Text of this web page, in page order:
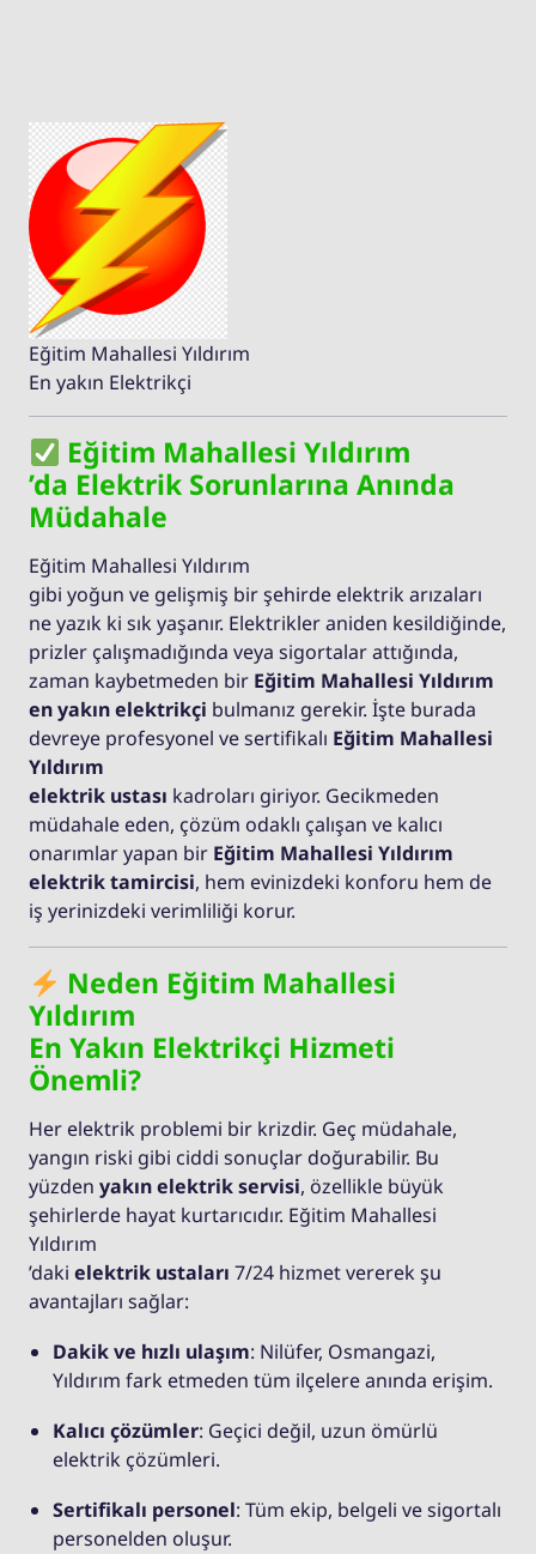
Eğitim Mahallesi Yıldırım
En yakın Elektrikçi
Eğitim Mahallesi Yıldırım
’da Elektrik Sorunlarına Anında
Müdahale
Eğitim Mahallesi Yıldırım
gibi yoğun ve gelişmiş bir şehirde elektrik arızaları
ne yazık ki sık yaşanır. Elektrikler aniden kesildiğinde,
prizler çalışmadığında veya sigortalar attığında,
zaman kaybetmeden bir Eğitim Mahallesi Yıldırım
en yakın elektrikçi bulmanız gerekir. İşte burada
devreye profesyonel ve sertifikalı Eğitim Mahallesi
Yıldırım
elektrik ustası kadroları giriyor. Gecikmeden
müdahale eden, çözüm odaklı çalışan ve kalıcı
onarımlar yapan bir Eğitim Mahallesi Yıldırım
elektrik tamircisi, hem evinizdeki konforu hem de
iş yerinizdeki verimliliği korur.
Neden Eğitim Mahallesi
Yıldırım
En Yakın Elektrikçi Hizmeti
Önemli?
Her elektrik problemi bir krizdir. Geç müdahale,
yangın riski gibi ciddi sonuçlar doğurabilir. Bu
yüzden yakın elektrik servisi, özellikle büyük
şehirlerde hayat kurtarıcıdır. Eğitim Mahallesi
Yıldırım
’daki elektrik ustaları 7/24 hizmet vererek şu
avantajları sağlar:
Dakik ve hızlı ulaşım: Nilüfer, Osmangazi,
Yıldırım fark etmeden tüm ilçelere anında erişim.
Kalıcı çözümler: Geçici değil, uzun ömürlü
elektrik çözümleri.
Sertifikalı personel: Tüm ekip, belgeli ve sigortalı
personelden oluşur.